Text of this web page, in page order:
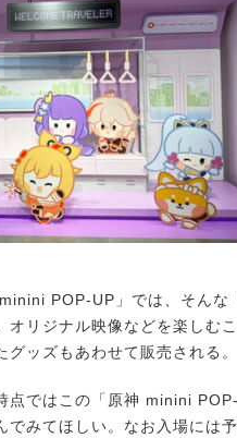
POP-UP」では、そんな
オリジナル映像などを楽しむ
ッズもあわせて販売される。
ではこの「原神 minini
でみてほしい。なお入場には